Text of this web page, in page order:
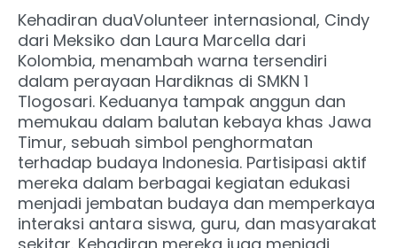
Kehadiran duaVolunteer internasional, Cindy
dari Meksiko dan Laura Marcella dari
Kolombia, menambah warna tersendiri
dalam perayaan Hardiknas di SMKN 1
Tlogosari. Keduanya tampak anggun dan
memukau dalam balutan kebaya khas Jawa
Timur, sebuah simbol penghormatan
terhadap budaya Indonesia. Partisipasi aktif
mereka dalam berbagai kegiatan edukasi
menjadi jembatan budaya dan memperkaya
interaksi antara siswa, guru, dan masyarakat